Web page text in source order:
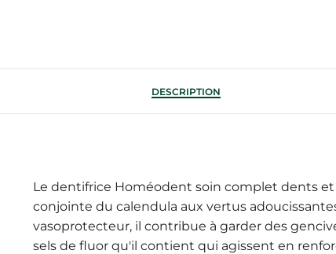
DESCRIPTION
Le dentifrice Homéodent soin complet dents
conjointe du calendula aux vertus
vasoprotecteur, il contribue à garder des
sels de fluor qu'il contient qui agissent en